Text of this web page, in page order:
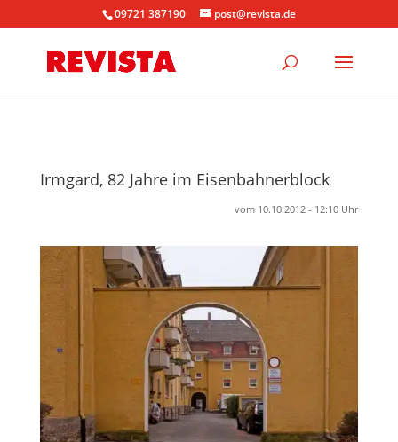
09721 387190 post@revista.de
Irmgard, 82 Jahre im Eisenbahnerblock
vom 10.10.2012 - 12:10 Uhr